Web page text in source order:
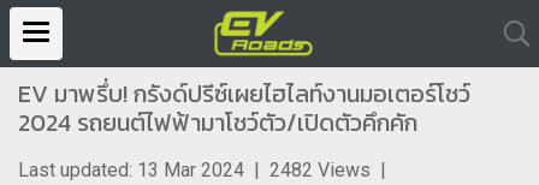
EV มาพรึ่บ! กรังด์ปรีซ์เผยไฮไลท์งานมอเตอร์โชว์
2024 รถยนต์ไฟฟ้ามาโชว์ตัว/เปิดตัวคึกคัก
Last updated: 13 Mar 2024 | 2482 Views |